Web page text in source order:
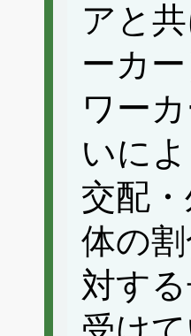
アと
ーカ
ワー
いに
交配
体の
対す